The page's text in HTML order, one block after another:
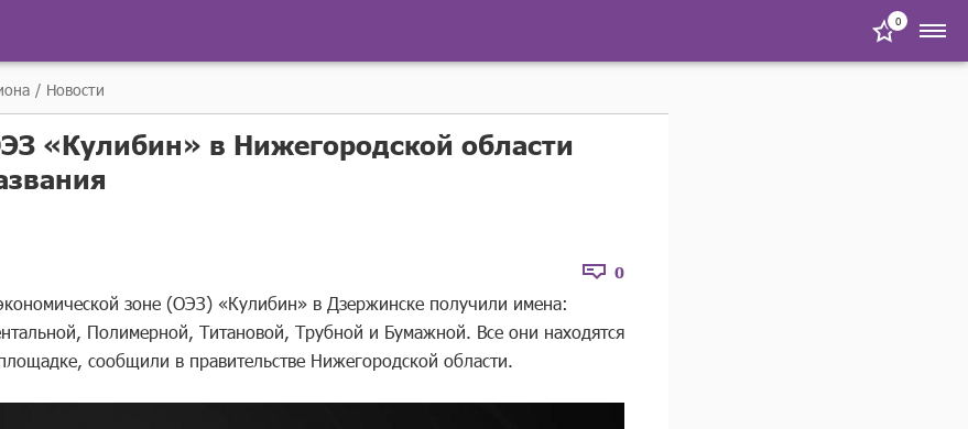
0
Новости
«Кулибин» в Нижегородской области
0
зоне (ОЭЗ) «Кулибин» в Дзержинске получили имена:
Полимерной, Титановой, Трубной и Бумажной. Все они находятся
сообщили в правительстве Нижегородской области.